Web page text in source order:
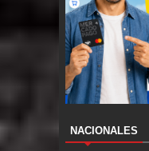
NACIONALES